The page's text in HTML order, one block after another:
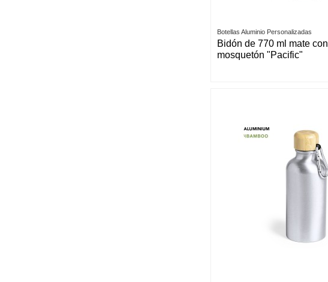
Botellas Aluminio Personalizadas
Bidón de 770 ml mate con
mosquetón "Pacific"